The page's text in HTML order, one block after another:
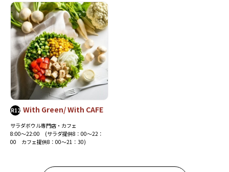
R12 With Green/ With CAFE
サラダボウル専門店・カフェ
8:00～22:00 (サラダ提供8：00～22：
00 カフェ提供8：00～21：30)